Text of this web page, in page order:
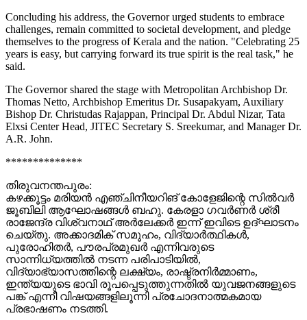
Concluding his address, the Governor urged students to embrace
challenges, remain committed to societal development, and pledge
themselves to the progress of Kerala and the nation. "Celebrating 25
years is easy, but carrying forward its true spirit is the real task," he
said.
The Governor shared the stage with Metropolitan Archbishop Dr.
Thomas Netto, Archbishop Emeritus Dr. Susapakyam, Auxiliary
Bishop Dr. Christudas Rajappan, Principal Dr. Abdul Nizar, Tata
Elxsi Center Head, JITEC Secretary S. Sreekumar, and Manager Dr.
A.R. John.
**************
തിരുവനന്തപുരം:
കഴക്കൂട്ടം മരിയൻ എഞ്ചിനീയറിങ് കോളേജിന്റെ സിൽവർ
ജൂബിലി ആഘോഷങ്ങൾ ബഹു. കേരളാ ഗവർണർ ശ്രീ
രാജേന്ദ്ര വിശ്വനാഥ് അർലേക്കർ ഇന്ന് ഇവിടെ ഉദ്ഘാടനം
ചെയ്തു. അക്കാദമിക് സമൂഹം, വിദ്യാർത്ഥികൾ,
പുരോഹിതർ, പൗരപ്രമുഖർ എന്നിവരുടെ
സാന്നിധ്യത്തിൽ നടന്ന പരിപാടിയിൽ,
വിദ്യാഭ്യാസത്തിന്റെ ലക്ഷ്യം, രാഷ്ട്രനിർമ്മാണം,
ഇന്ത്യയുടെ ഭാവി രൂപപ്പെടുത്തുന്നതിൽ യുവജനങ്ങളുടെ
പങ്ക് എന്നീ വിഷയങ്ങളിലൂന്നി പ്രചോദനാത്മകമായ
പ്രഭാഷണം നടത്തി.